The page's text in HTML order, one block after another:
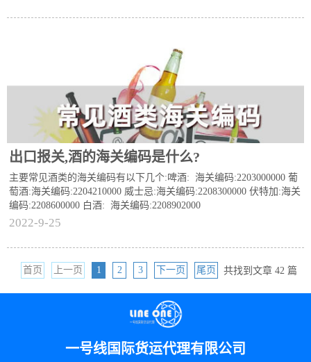
出口报关,酒的海关编码是什么?
主要常见酒类的海关编码有以下几个:啤酒: 海关编码:2203000000 葡
萄酒:海关编码:2204210000 威士忌:海关编码:2208300000 伏特加:海关
编码:2208600000 白酒: 海关编码:2208902000
2022-9-25
首页 上一页 1 2 3 下一页 尾页 共找到文章 42 篇
一号线国际货运代理有限公司